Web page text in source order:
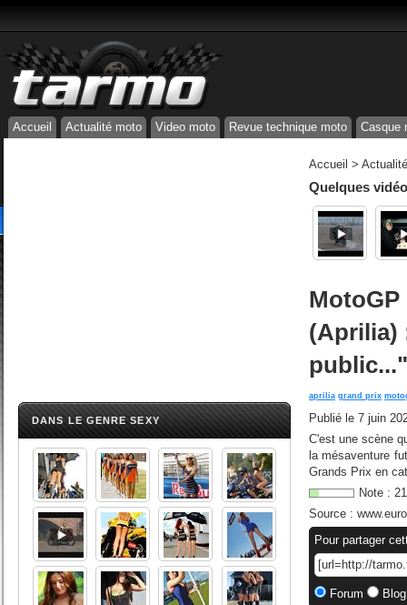
Accueil Actualité moto Video moto Revue technique moto Casque
DANS LE GENRE SEXY
Accueil >
Quelques
(Aprilia)
public..."
aprilia grand prix
Publié le 7 juin
C'est une scène
la mésaventure
Grands Prix en
Note : 21
Source :
Pour partager
Forum